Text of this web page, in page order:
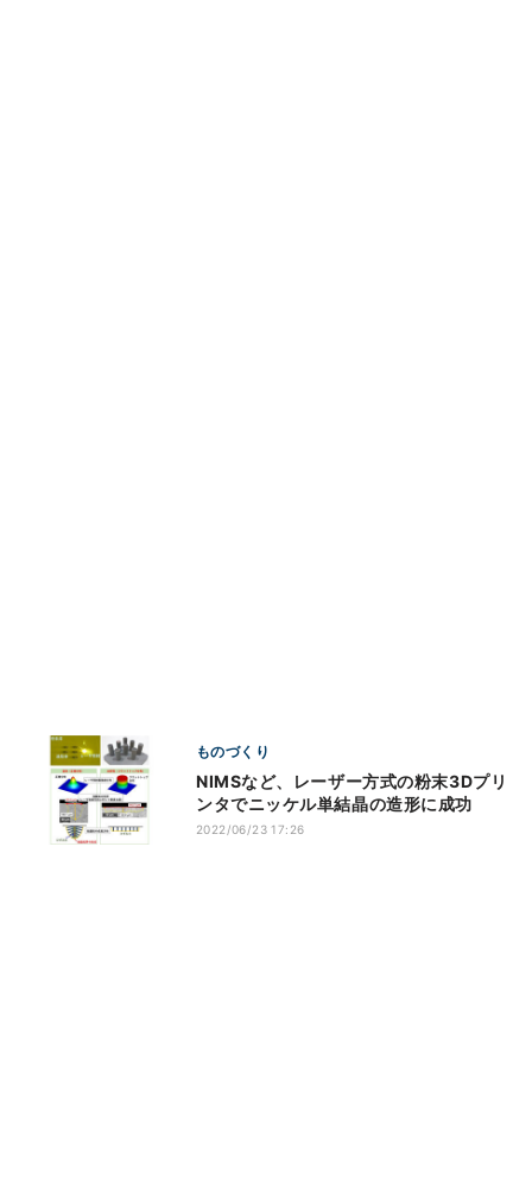
ものづくり
NIMSなど、レーザー方式の粉末3Dプリ
ンタでニッケル単結晶の造形に成功
2022/06/23 17:26